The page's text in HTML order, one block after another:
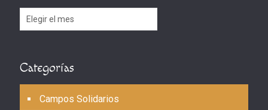
Archivos
Categorías
Campos Solidarios